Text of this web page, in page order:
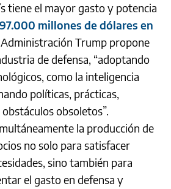
tiene el mayor gasto y potencia
millones de dólares en
Administración Trump propone
de defensa, “adoptando
como la inteligencia
políticas, prácticas,
obsoletos”.
la producción de
no solo para satisfacer
sino también para
el gasto en defensa y